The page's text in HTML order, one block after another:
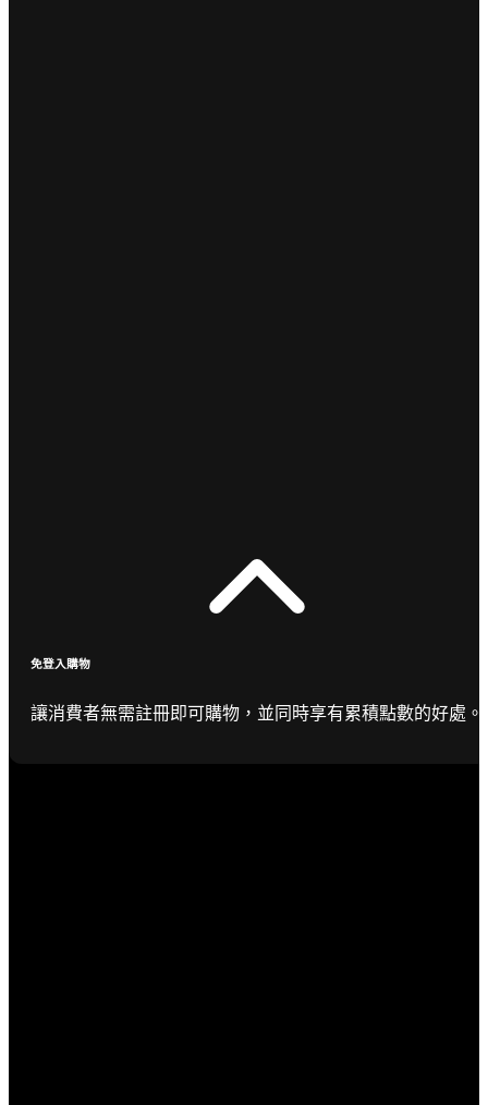
免登入購物
讓消費者無需註冊即可購物，並同時享有累積點數的好處。